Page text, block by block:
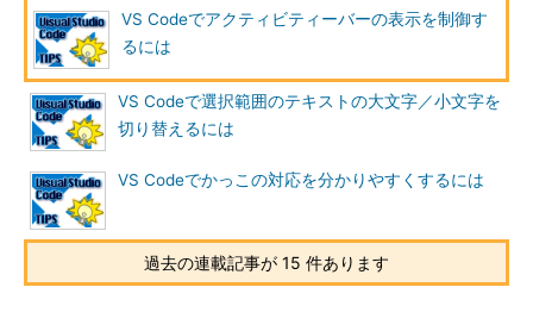
VS Codeでアクティビティーバーの表示を制御す
るには
VS Codeで選択範囲のテキストの大文字／小文字を
切り替えるには
VS Codeでかっこの対応を分かりやすくするには
過去の連載記事が 15 件あります